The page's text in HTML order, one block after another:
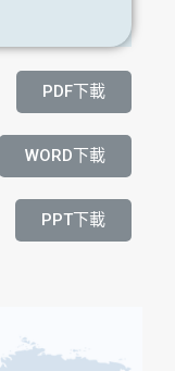
PDF下載
WORD下載
PPT下載